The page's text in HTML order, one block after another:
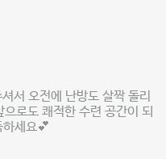
서 오전에 난방도 살짝 돌리
로도 쾌적한 수련 공간이 되
세요💕